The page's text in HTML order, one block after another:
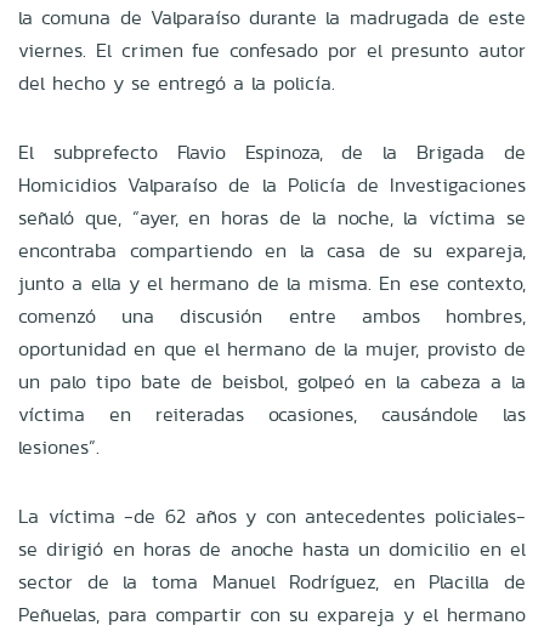
la comuna de Valparaíso durante la madrugada de este
viernes. El crimen fue confesado por el presunto autor
del hecho y se entregó a la policía.
El subprefecto Flavio Espinoza, de la Brigada de
Homicidios Valparaíso de la Policía de Investigaciones
señaló que, “ayer, en horas de la noche, la víctima se
encontraba compartiendo en la casa de su expareja,
junto a ella y el hermano de la misma. En ese contexto,
comenzó una discusión entre ambos hombres,
oportunidad en que el hermano de la mujer, provisto de
un palo tipo bate de beisbol, golpeó en la cabeza a la
víctima en reiteradas ocasiones, causándole las
lesiones”.
La víctima -de 62 años y con antecedentes policiales-
se dirigió en horas de anoche hasta un domicilio en el
sector de la toma Manuel Rodríguez, en Placilla de
Peñuelas, para compartir con su expareja y el hermano